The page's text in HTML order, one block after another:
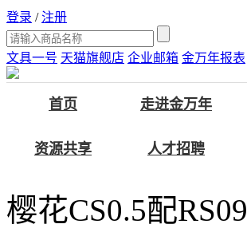
登录 / 注册
文具一号 天猫旗舰店 企业邮箱 金万年报表
首页 走进金万年
资源共享 人才招聘
樱花CS0.5配